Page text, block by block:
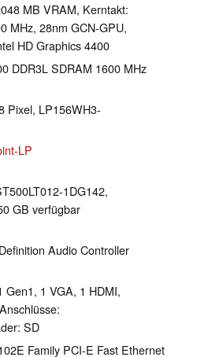
MB VRAM, Kerntakt:
MHz, 28nm GCN-GPU,
HD Graphics 4400
DDR3L SDRAM 1600 MHz
Pixel, LP156WH3-
LP
1DG142,
GB verfügbar
Audio Controller
1 VGA, 1 HDMI,
SD
Family PCI-E Fast Ethernet